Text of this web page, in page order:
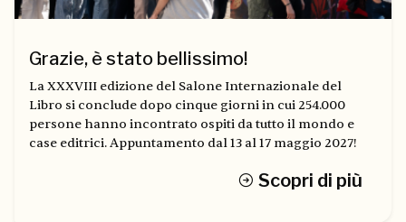
Grazie, è stato bellissimo!
La XXXVIII edizione del Salone Internazionale del
Libro si conclude dopo cinque giorni in cui 254.000
persone hanno incontrato ospiti da tutto il mondo e
case editrici. Appuntamento dal 13 al 17 maggio 2027!
Scopri di più